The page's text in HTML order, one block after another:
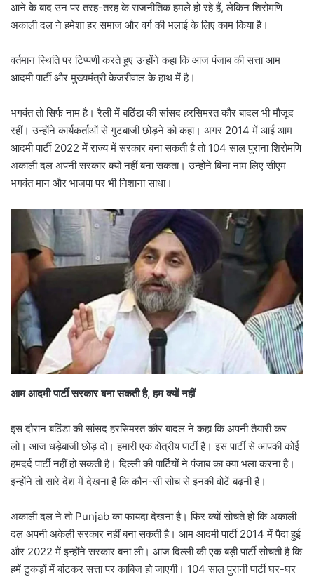
आने के बाद उन पर तरह-तरह के राजनीतिक हमले हो रहे हैं, लेकिन शिरोमणि
अकाली दल ने हमेशा हर समाज और वर्ग की भलाई के लिए काम किया है।
वर्तमान स्थिति पर टिप्पणी करते हुए उन्होंने कहा कि आज पंजाब की सत्ता आम
आदमी पार्टी और मुख्यमंत्री केजरीवाल के हाथ में है।
भगवंत तो सिर्फ नाम है। रैली में बठिंडा की सांसद हरसिमरत कौर बादल भी मौजूद
रहीं। उन्होंने कार्यकर्ताओं से गुटबाजी छोड़ने को कहा। अगर 2014 में आई आम
आदमी पार्टी 2022 में राज्य में सरकार बना सकती है तो 104 साल पुराना शिरोमणि
अकाली दल अपनी सरकार क्यों नहीं बना सकता। उन्होंने बिना नाम लिए सीएम
भगवंत मान और भाजपा पर भी निशाना साधा।
आम आदमी पार्टी सरकार बना सकती है, हम क्यों नहीं
इस दौरान बठिंडा की सांसद हरसिमरत कौर बादल ने कहा कि अपनी तैयारी कर
लो। आज धड़ेबाजी छोड़ दो। हमारी एक क्षेत्रीय पार्टी है। इस पार्टी से आपकी कोई
हमदर्द पार्टी नहीं हो सकती है। दिल्ली की पार्टियों ने पंजाब का क्या भला करना है।
इन्होंने तो सारे देश में देखना है कि कौन-सी सोच से इनकी वोटें बढ़नी हैं।
अकाली दल ने तो Punjab का फायदा देखना है। फिर क्यों सोचते हो कि अकाली
दल अपनी अकेली सरकार नहीं बना सकती है। आम आदमी पार्टी 2014 में पैदा हुई
और 2022 में इन्होंने सरकार बना ली। आज दिल्ली की एक बड़ी पार्टी सोचती है कि
हमें टुकड़ों में बांटकर सत्ता पर काबिज हो जाएगी। 104 साल पुरानी पार्टी घर-घर